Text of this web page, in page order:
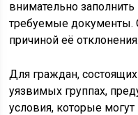
внимательно
требуемые документы.
причиной её отклонения.
Для граждан,
уязвимых группах,
условия, которые могут